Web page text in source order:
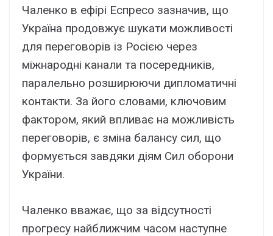
Чаленко в ефірі Еспресо зазначив, що
Україна продовжує шукати можливості
для переговорів із Росією через
міжнародні канали та посередників,
паралельно розширюючи дипломатичні
контакти. За його словами, ключовим
фактором, який впливає на можливість
переговорів, є зміна балансу сил, що
формується завдяки діям Сил оборони
України.
Чаленко вважає, що за відсутності
прогресу найближчим часом наступне